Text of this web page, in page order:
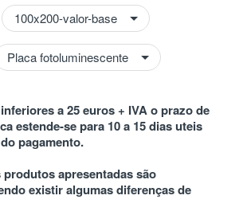
a 25 euros + IVA o prazo de
estende-se para 10 a 15 dias uteis
pagamento.
apresentadas são
existir algumas diferenças de